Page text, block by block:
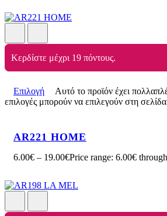
Κερδίστε μέχρι 19 πόντους.
Επιλογή
Αυτό το προϊόν έχει
επιλογές μπορούν να επιλεγούν στη
AR221 HOME
6.00€ – 19.00€Price range: 6.00€